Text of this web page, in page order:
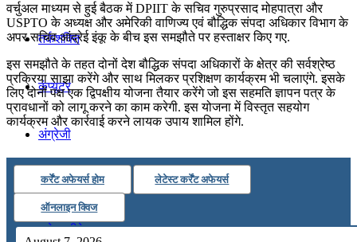
तर्कशक्ति
कंप्यूटर
अंग्रेजी
मॉक टेस्ट
टुडेज जीके
वर्चुअल माध्यम से हुई बैठक में DPIIT के सचिव गुरुप्रसाद मोहपात्रा और
USPTO के अध्यक्ष और अमेरिकी वाणिज्य एवं बौद्धिक संपदा अधिकार विभाग के
अपर सचिव आंद्रेई इंकू के बीच इस समझौते पर हस्ताक्षर किए गए.
इस समझौते के तहत दोनों देश बौद्धिक संपदा अधिकारों के क्षेत्र की सर्वश्रेष्ठ
प्रक्रिया साझा करेंगे और साथ मिलकर प्रशिक्षण कार्यक्रम भी चलाएंगे. इसके
लिए दोनों पक्ष एक द्विपक्षीय योजना तैयार करेंगे जो इस सहमति ज्ञापन पत्र के
प्रावधानों को लागू करने का काम करेगी. इस योजना में विस्तृत सहयोग
कार्यक्रम और कार्रवाई करने लायक उपाय शामिल होंगे.
कर्रेंट अफेयर्स होम लेटेस्ट कर्रेंट अफेयर्स
ऑनलाइन क्विज